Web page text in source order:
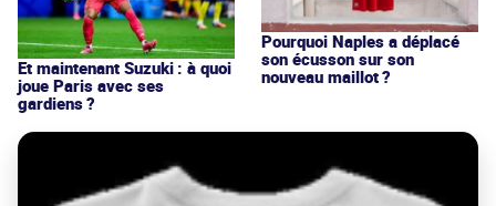
Et maintenant Suzuki : à quoi
joue Paris avec ses
gardiens ?
Pourquoi Naples a déplacé
son écusson sur son
nouveau maillot ?